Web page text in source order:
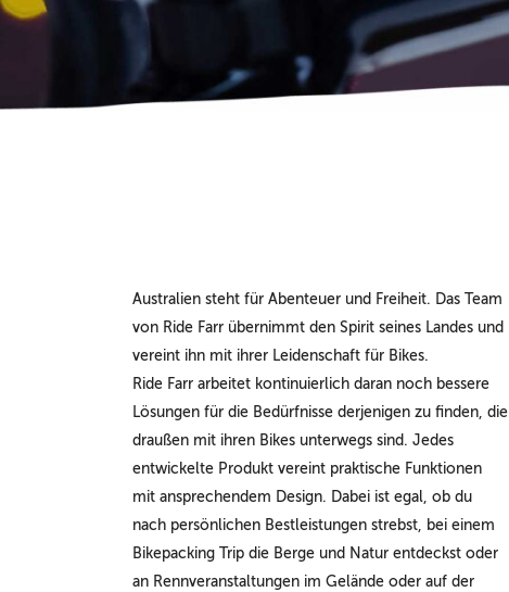
Australien steht für Abenteuer und Freiheit. Das Team
von Ride Farr übernimmt den Spirit seines Landes und
vereint ihn mit ihrer Leidenschaft für Bikes.
Ride Farr arbeitet kontinuierlich daran noch bessere
Lösungen für die Bedürfnisse derjenigen zu finden, die
draußen mit ihren Bikes unterwegs sind. Jedes
entwickelte Produkt vereint praktische Funktionen
mit ansprechendem Design. Dabei ist egal, ob du
nach persönlichen Bestleistungen strebst, bei einem
Bikepacking Trip die Berge und Natur entdeckst oder
an Rennveranstaltungen im Gelände oder auf der